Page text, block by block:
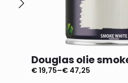
Douglas olie
€19,75–€ 47,25
Prijsklasse: